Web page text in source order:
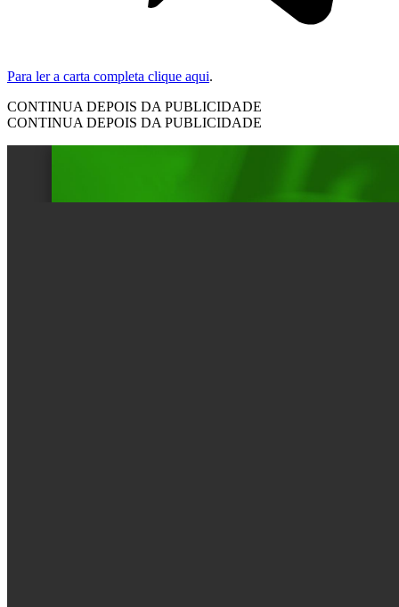
Para ler a carta completa clique aqui.
CONTINUA DEPOIS DA PUBLICIDADE
CONTINUA DEPOIS DA PUBLICIDADE